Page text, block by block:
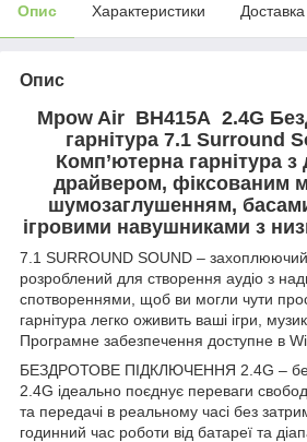
Опис Характеристики Доставка
Опис
Mpow Air BH415A 2.4G
гарнітура 7.1 Surround
Комп’ютерна гарнітура
драйвером, фіксованим
шумозаглушенням,
ігровими навушниками з
7.1 SURROUND SOUND – захоплюючий
розроблений для створення аудіо з
спотвореннями, щоб ви могли чути
гарнітура легко оживить ваші ігри,
Програмне забезпечення доступне в
БЕЗДРОТОВЕ ПІДКЛЮЧЕННЯ 2.4G –
2.4G ідеально поєднує переваги
та передачі в реальному часі без
годинний час роботи від батареї та